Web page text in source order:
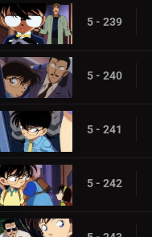
5 - 239
5 - 240
5 - 241
5 - 242